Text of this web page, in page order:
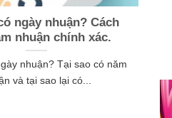
ngày nhuận? Cách
nhuận chính xác.
nhuận? Tại sao có năm
và tại sao lại có...